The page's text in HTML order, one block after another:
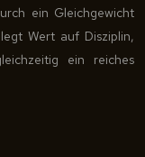
ein Gleichgewicht
Wert auf Disziplin,
ein reiches